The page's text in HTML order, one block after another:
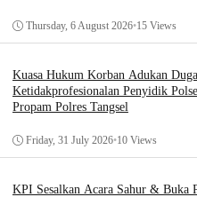
Thursday, 6 August 2026•15 Views
Kuasa Hukum Korban Adukan
Ketidakprofesionalan Penyidik
Propam Polres Tangsel
Friday, 31 July 2026•10 Views
KPI Sesalkan Acara Sahur & Buka